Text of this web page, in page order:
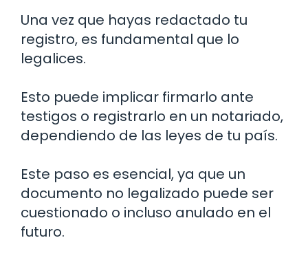
Una vez que hayas redactado tu
registro, es fundamental que lo
legalices.
Esto puede implicar firmarlo ante
testigos o registrarlo en un notariado,
dependiendo de las leyes de tu país.
Este paso es esencial, ya que un
documento no legalizado puede ser
cuestionado o incluso anulado en el
futuro.